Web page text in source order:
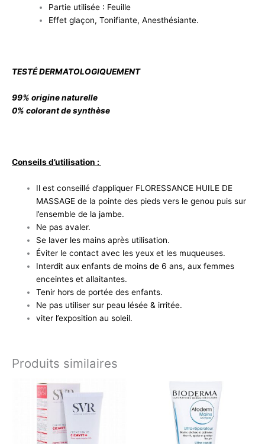
Partie utilisée : Feuille
Effet glaçon, Tonifiante, Anesthésiante.
TESTÉ DERMATOLOGIQUEMENT
99% origine naturelle
0% colorant de synthèse
Conseils d’utilisation :
Il est conseillé d’appliquer FLORESSANCE HUILE DE
MASSAGE de la pointe des pieds vers le genou puis sur
l’ensemble de la jambe.
Ne pas avaler.
Se laver les mains après utilisation.
Éviter le contact avec les yeux et les muqueuses.
Interdit aux enfants de moins de 6 ans, aux femmes
enceintes et allaitantes.
Tenir hors de portée des enfants.
Ne pas utiliser sur peau lésée & irritée.
viter l’exposition au soleil.
Produits similaires